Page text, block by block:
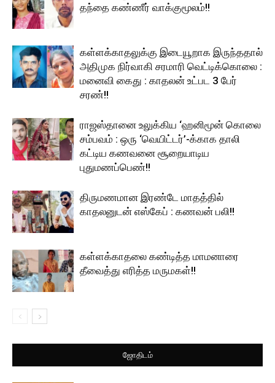
தந்தை கண்ணீர் வாக்குமூலம்!!
கள்ளக்காதலுக்கு இடையூறாக இருந்ததால்
அதிமுக நிர்வாகி சரமாரி வெட்டிக்கொலை :
மனைவி கைது : காதலன் உட்பட 3 பேர்
சரண்!!
ராஜஸ்தானை உலுக்கிய ‘ஹனிமூன் கொலை
சம்பவம் : ஒரு ‘வெயிட்டர்’-க்காக தாலி
கட்டிய கணவனை சூறையாடிய
புதுமணப்பெண்!!
திருமணமான இரண்டே மாதத்தில்
காதலனுடன் எஸ்கேப் : கணவன் பலி!!
கள்ளக்காதலை கண்டித்த மாமனாரை
தீவைத்து எரித்த மருமகள்!!
ஜோதிடம்